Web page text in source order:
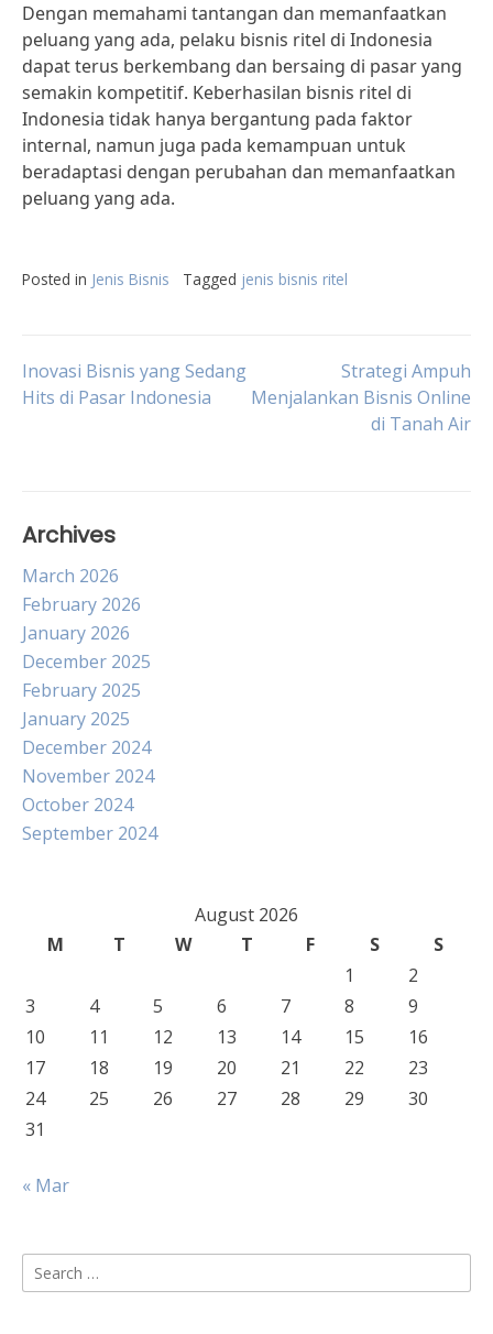
Dengan memahami tantangan dan memanfaatkan
peluang yang ada, pelaku bisnis ritel di Indonesia
dapat terus berkembang dan bersaing di pasar yang
semakin kompetitif. Keberhasilan bisnis ritel di
Indonesia tidak hanya bergantung pada faktor
internal, namun juga pada kemampuan untuk
beradaptasi dengan perubahan dan memanfaatkan
peluang yang ada.
Posted in Jenis Bisnis Tagged jenis bisnis ritel
Post
Inovasi Bisnis yang Sedang
Hits di Pasar Indonesia
Strategi Ampuh
Menjalankan Bisnis Online
di Tanah Air
Archives
March 2026
February 2026
January 2026
December 2025
February 2025
January 2025
December 2024
November 2024
October 2024
September 2024
August 2026
M
T W T F S
S
1
2
3
4 5 6 7 8
9
10
11 12 13 14 15
16
17
18 19 20 21 22
23
24
25 26 27 28 29
30
31
« Mar
Search
for: